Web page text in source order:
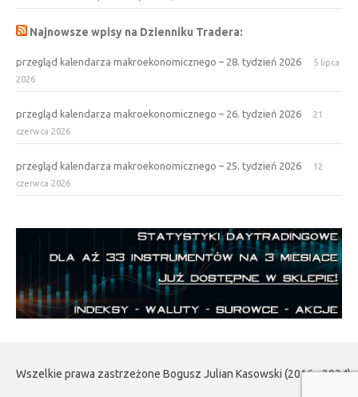
Najnowsze wpisy na Dzienniku Tradera:
przegląd kalendarza makroekonomicznego – 28. tydzień 2026
5 lipca
2026
przegląd kalendarza makroekonomicznego – 26. tydzień 2026
21
czerwca 2026
przegląd kalendarza makroekonomicznego – 25. tydzień 2026
12
czerwca 2026
Wszelkie prawa zastrzeżone Bogusz Julian Kasowski (2016 - 2024)